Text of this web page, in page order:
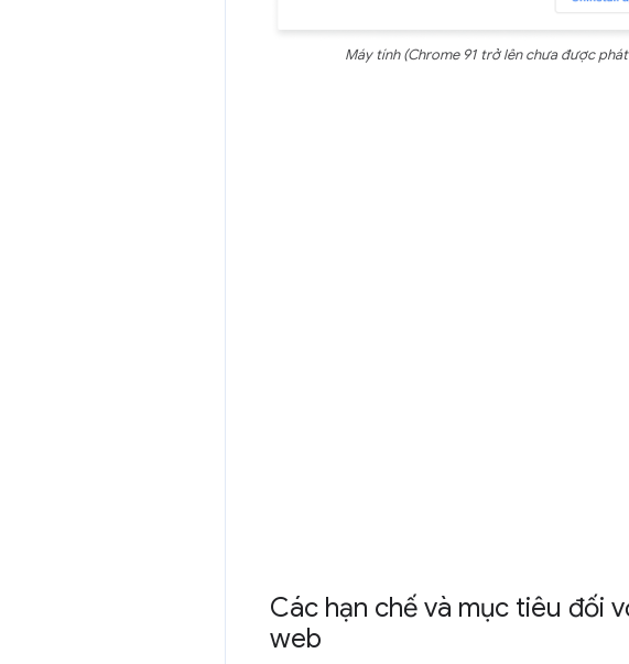
Máy tính (Chrome 91 trở lên chưa được phát
Các hạn chế và mục tiêu đối
web